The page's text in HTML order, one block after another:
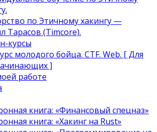
по Этичному хакингу —
Тарасов (Timcore).
курсы
молодого бойца. CTF. Web. [ Для
]
работе
книга: «Финансовый спецназ»
книга: «Хакинг на Rust»